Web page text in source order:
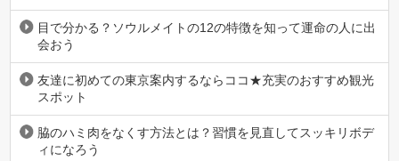
目で分かる？ソウルメイトの12の特徴を知って運命の人に出
会おう
友達に初めての東京案内するならココ★充実のおすすめ観光
スポット
脇のハミ肉をなくす方法とは？習慣を見直してスッキリボデ
ィになろう